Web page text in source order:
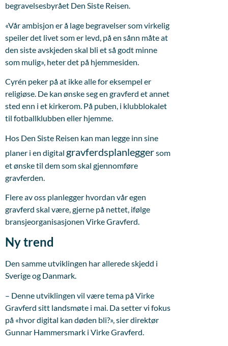
begravelsesbyrået Den Siste Reisen.
«Vår ambisjon er å lage begravelser som virkelig
speiler det livet som er levd, på en sånn måte at
den siste avskjeden skal bli et så godt minne
som mulig», heter det på hjemmesiden.
Cyrén peker på at ikke alle for eksempel er
religiøse. De kan ønske seg en gravferd et annet
sted enn i et kirkerom. På puben, i klubblokalet
til fotballklubben eller hjemme.
Hos Den Siste Reisen kan man legge inn sine
planer i en digital gravferdsplanleggersom
et ønske til dem som skal gjennomføre
gravferden.
Flere av oss planlegger hvordan vår egen
gravferd skal være, gjerne på nettet, ifølge
bransjeorganisasjonen Virke Gravferd.
Ny trend
Den samme utviklingen har allerede skjedd i
Sverige og Danmark.
– Denne utviklingen vil være tema på Virke
Gravferd sitt landsmøte i mai. Da setter vi fokus
på «hvor digital kan døden bli?», sier direktør
Gunnar Hammersmark i Virke Gravferd.